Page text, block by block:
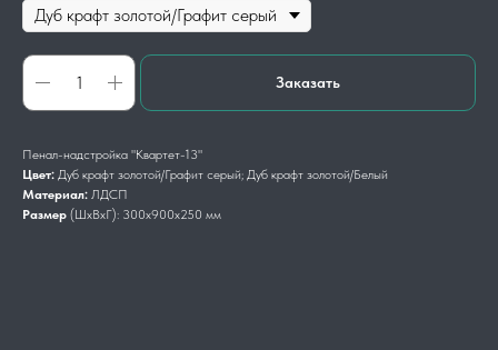
Заказать
Пенал-надстройка "Квартет-13"
Цвет: Дуб крафт золотой/Графит серый; Дуб крафт золотой/Белый
Материал: ЛДСП
Размер (ШхВхГ): 300х900х250 мм